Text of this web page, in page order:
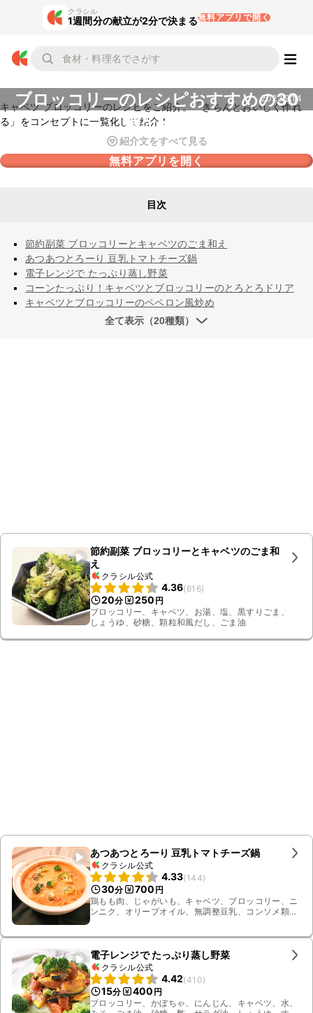
クラシル
1週間分の献立が2分で決まる無料アプリで開く
ブロッコリーのレシピおすすめの30
選を紹介
2022.9.14
キャベツ ブロッコリーのレシピをご紹介。「きちんとおいしく作れ
る」をコンセプトに一覧化して紹介！
紹介文をすべて見る
無料アプリを開く
目次
節約副菜 ブロッコリーとキャベツのごま和え
あつあつとろーり 豆乳トマトチーズ鍋
電子レンジで たっぷり蒸し野菜
コーンたっぷり！キャベツとブロッコリーのとろとろドリア
キャベツとブロッコリーのペペロン風炒め
全て表示（20種類）
節約副菜 ブロッコリーとキャベツのごま和
え
クラシル公式
4.36(616)
20分 250 円
ブロッコリー、キャベツ、お湯、塩、黒すりごま、
しょうゆ、砂糖、顆粒和風だし、ごま油
あつあつとろーり 豆乳トマトチーズ鍋
クラシル公式
4.33(144)
30分 700 円
鶏もも肉、じゃがいも、キャベツ、ブロッコリー、ニ
ンニク、オリーブオイル、無調整豆乳、コンソメ顆
電子レンジで たっぷり蒸し野菜
クラシル公式
4.42(410)
15分 400 円
ブロッコリー、かぼちゃ、にんじん、キャベツ、水、